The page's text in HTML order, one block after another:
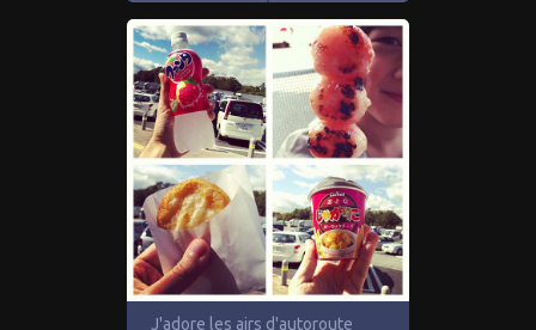
J'adore les airs d'autoroute